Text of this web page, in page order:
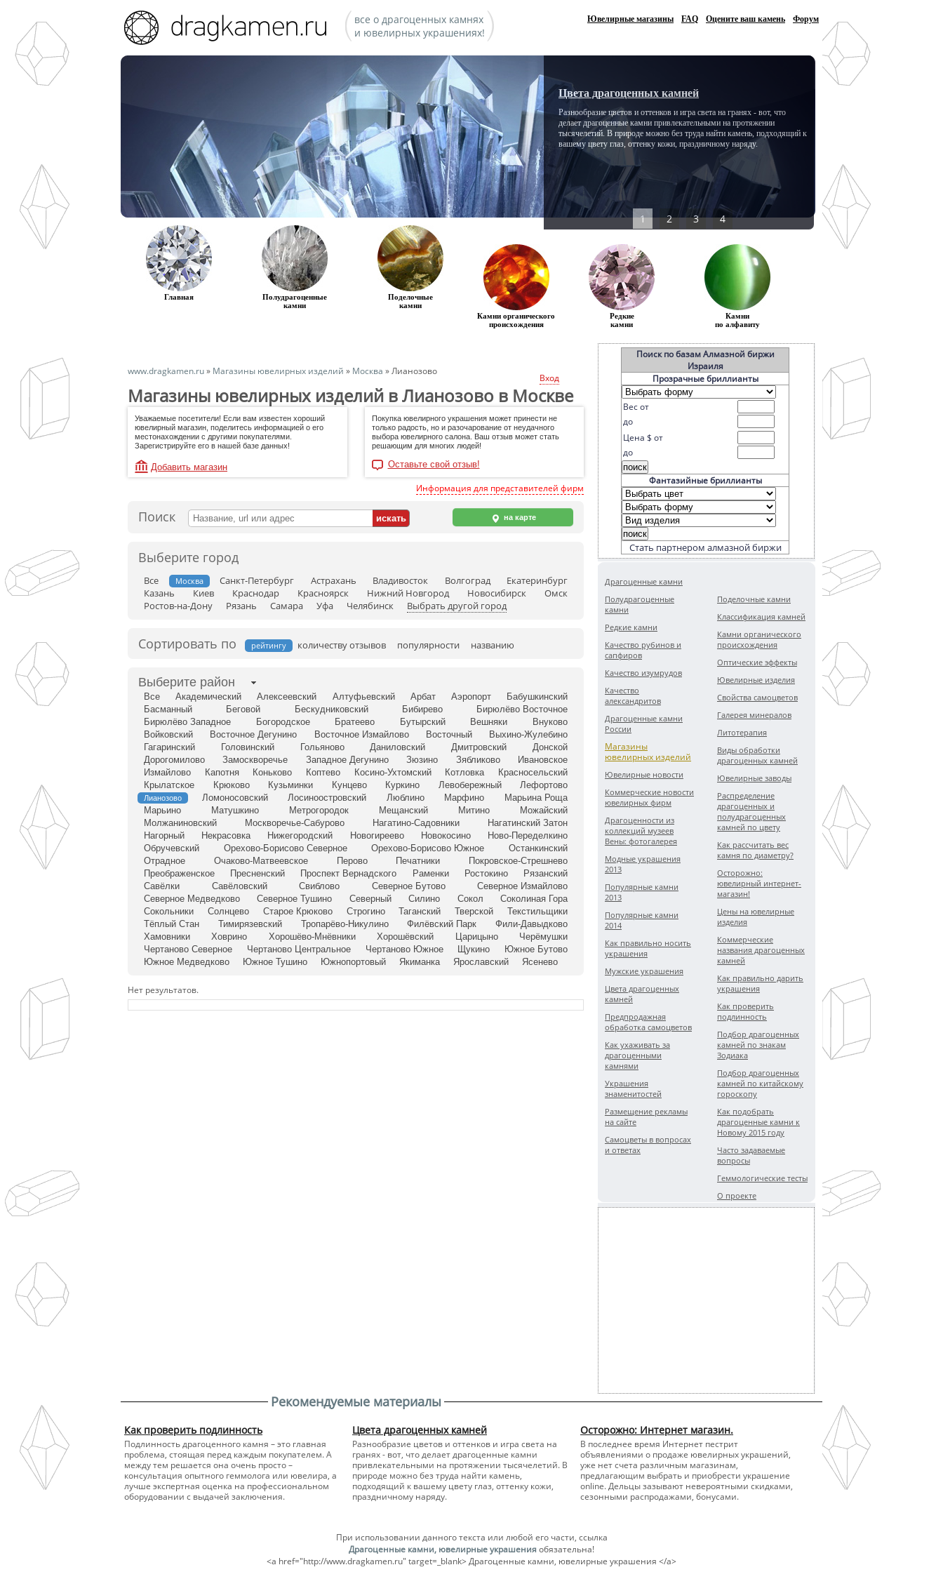
все о драгоценных камнях
и ювелирных украшениях!
Ювелирные магазины FAQ Оцените ваш камень Форум
Цвета драгоценных камней
Разнообразие цветов и оттенков и игра света на гранях - вот, что
делает драгоценные камни привлекательными на протяжении
тысячелетий. В природе можно без труда найти камень, подходящий к
вашему цвету глаз, оттенку кожи, праздничному наряду.
1 2 3 4
Главная
Полудрагоценные
камни
Поделочные
камни
Камни органическогo
происхождения
Редкие
камни
Камни
по алфавиту
Поиск по базам Алмазной биржи
Израиля
Прозрачные бриллианты
Вес от
до
Цена $ от
до
Фантазийные бриллианты
Стать партнером алмазной биржи
Драгоценные камни
Полудрагоценные
камни
Редкие камни
Качество рубинов и
сапфиров
Качество изумрудов
Качество
александритов
Драгоценные камни
России
Магазины
ювелирных изделий
Ювелирные новости
Коммерческие новости
ювелирных фирм
Драгоценности из
коллекций музеев
Вены: фотогалерея
Модные украшения
2013
Популярные камни
2013
Популярные камни
2014
Как правильно носить
украшения
Мужские украшения
Цвета драгоценных
камней
Предпродажная
обработка самоцветов
Как ухаживать за
драгоценными
камнями
Украшения
знаменитостей
Размещение рекламы
на сайте
Самоцветы в вопросах
и ответах
Поделочные камни
Классификация камней
Камни органического
происхождения
Оптические эффекты
Ювелирные изделия
Свойства самоцветов
Галерея минералов
Литотерапия
Виды обработки
драгоценных камней
Ювелирные заводы
Распределение
драгоценных и
полудрагоценных
камней по цвету
Как рассчитать вес
камня по диаметру?
Осторожно:
ювелирный интернет-
магазин!
Цены на ювелирные
изделия
Коммерческие
названия драгоценных
камней
Как правильно дарить
украшения
Как проверить
подлинность
Подбор драгоценных
камней по знакам
Зодиака
Подбор драгоценных
камней по китайскому
гороскопу
Как подобрать
драгоценные камни к
Новому 2015 году
Часто задаваемые
вопросы
Геммологические тесты
О проекте
www.dragkamen.ru» Магазины ювелирных изделий » Москва »Лианозово
Вход
Магазины ювелирных изделий в Лианозово в Москве
Уважаемые посетители! Если вам известен хороший
ювелирный магазин, поделитесь информацией о его
местонахождении с другими покупателями.
Зарегистрируйте его в нашей базе данных!
Добавить магазин
Покупка ювелирного украшения может принести не
только радость, но и разочарование от неудачного
выбора ювелирного салона. Ваш отзыв может стать
решающим для многих людей!
Оставьте свой отзыв!
Информация для представителей фирм
Поиск на карте
Выберите город
Все Москва Санкт-Петербург Астрахань Владивосток Волгоград
Екатеринбург
Казань
Киев Краснодар Красноярск Нижний Новгород Новосибирск
Омск
Ростов-на-Дону
Рязань Самара Уфа Челябинск Выбрать другой город
Сортировать по рейтингу количеству отзывов популярности названию
Выберите район
Все Академический Алексеевский Алтуфьевский Арбат Аэропорт
Бабушкинский
Басманный
Беговой Бескудниковский Бибирево
Бирюлёво Восточное
Бирюлёво Западное
Богородское Братеево Бутырский Вешняки
Внуково
Войковский
Восточное Дегунино Восточное Измайлово Восточный
Выхино-Жулебино
Гагаринский
Головинский Гольяново Даниловский Дмитровский
Донской
Дорогомилово
Замоскворечье Западное Дегунино Зюзино Зябликово
Ивановское
Измайлово
Капотня Коньково Коптево Косино-Ухтомский Котловка
Красносельский
Крылатское
Крюково Кузьминки Кунцево Куркино Левобережный Лефортово
Лианозово Ломоносовский Лосиноостровский Люблино Марфино
Марьина Роща
Марьино
Матушкино Метрогородок Мещанский Митино
Можайский
Молжаниновский
Москворечье-Сабурово Нагатино-Садовники
Нагатинский Затон
Нагорный
Некрасовка Нижегородский Новогиреево Новокосино
Ново-Переделкино
Обручевский
Орехово-Борисово Северное Орехово-Борисово Южное
Останкинский
Отрадное
Очаково-Матвеевское Перово Печатники
Покровское-Стрешнево
Преображенское
Пресненский Проспект Вернадского Раменки Ростокино
Рязанский
Савёлки
Савёловский Свиблово Северное Бутово
Северное Измайлово
Северное Медведково
Северное Тушино Северный Силино Сокол
Соколиная Гора
Сокольники
Солнцево Старое Крюково Строгино Таганский Тверской
Текстильщики
Тёплый Стан
Тимирязевский Тропарёво-Никулино Филёвский Парк
Фили-Давыдково
Хамовники
Ховрино Хорошёво-Мнёвники Хорошёвский Царицыно
Черёмушки
Чертаново Северное
Чертаново Центральное Чертаново Южное Щукино
Южное Бутово
Южное Медведково
Южное Тушино Южнопортовый Якиманка Ярославский Ясенево
Нет результатов.
Рекомендуемые материалы
Как проверить подлинность
Подлинность драгоценного камня – это главная
проблема, стоящая перед каждым покупателем. А
между тем решается она очень просто –
консультация опытного геммолога или ювелира, а
лучше экспертная оценка на профессиональном
оборудовании с выдачей заключения.
Цвета драгоценных камней
Разнообразие цветов и оттенков и игра света на
гранях - вот, что делает драгоценные камни
привлекательными на протяжении тысячелетий. В
природе можно без труда найти камень,
подходящий к вашему цвету глаз, оттенку кожи,
праздничному наряду.
Осторожно: Интернет магазин.
В последнее время Интернет пестрит
объявлениями о продаже ювелирных украшений,
уже нет счета различным магазинам,
предлагающим выбрать и приобрести украшение
online. Дельцы зазывают невероятными скидками,
сезонными распродажами, бонусами.
При использовании данного текста или любой его части, ссылка
Драгоценные камни, ювелирные украшения обязательна!
<a href="http://www.dragkamen.ru" target=_blank> Драгоценные камни, ювелирные украшения </a>